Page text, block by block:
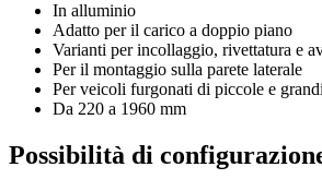
In alluminio
Adatto per il carico a doppio piano
Varianti per incollaggio, rivettatura e
Per il montaggio sulla parete laterale
Per veicoli furgonati di piccole e
Da 220 a 1960 mm
Possibilità di